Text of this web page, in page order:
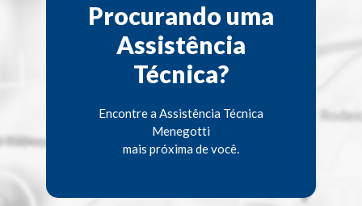
Procurando uma
Assistência
Técnica?
Encontre a Assistência Técnica
Menegotti
mais próxima de você.